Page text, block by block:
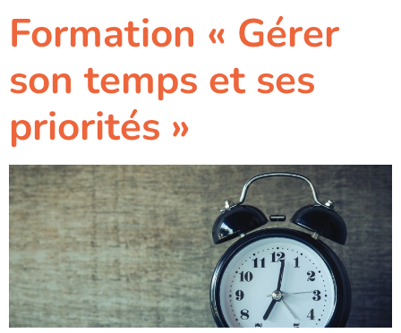
Formation « Gérer
son temps et ses
priorités »